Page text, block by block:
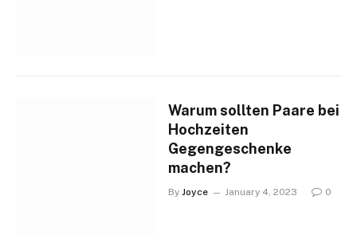
Warum sollten Paare bei
Hochzeiten
Gegengeschenke
machen?
By Joyce January 4, 2023 0